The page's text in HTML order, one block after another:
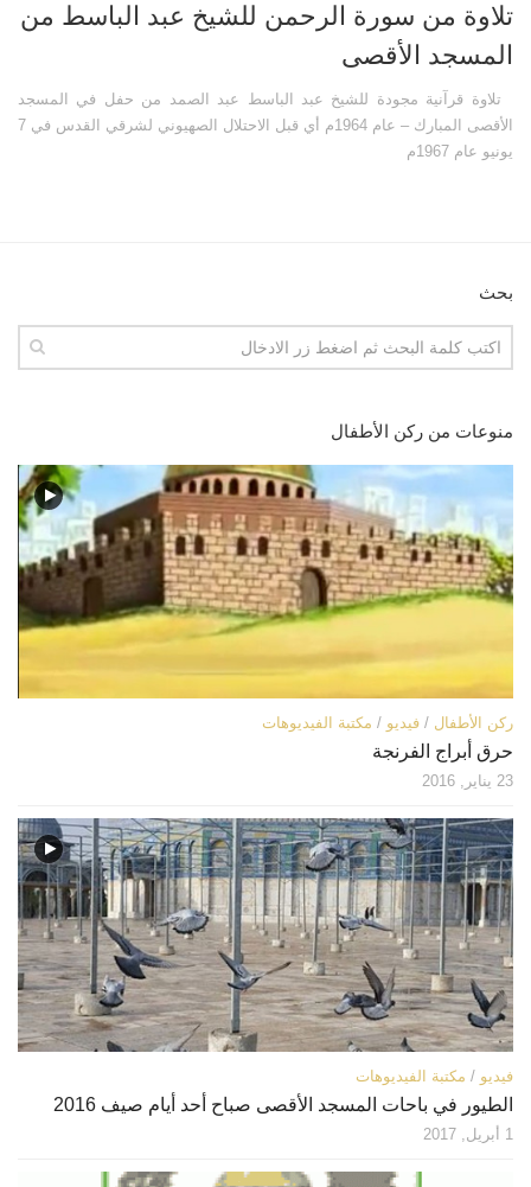
تلاوة من سورة الرحمن للشيخ عبد الباسط من
المسجد الأقصى
تلاوة قرآنية مجودة للشيخ عبد الباسط عبد الصمد من حفل في المسجد
الأقصى المبارك – عام 1964م أي قبل الاحتلال الصهيوني لشرقي القدس في 7
يونيو عام 1967م
بحث
منوعات من ركن الأطفال
ركن الأطفال / فيديو / مكتبة الفيديوهات
حرق أبراج الفرنجة
23 يناير, 2016
فيديو / مكتبة الفيديوهات
الطيور في باحات المسجد ‫‏الأقصى‬ صباح أحد أيام صيف 2016
1 أبريل, 2017